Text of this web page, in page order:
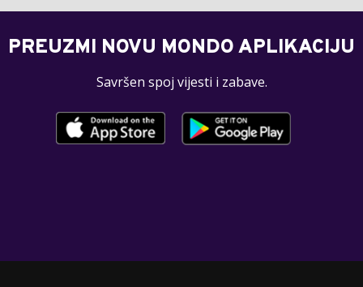
PREUZMI NOVU MONDO APLIKACIJU
Savršen spoj vijesti i zabave.